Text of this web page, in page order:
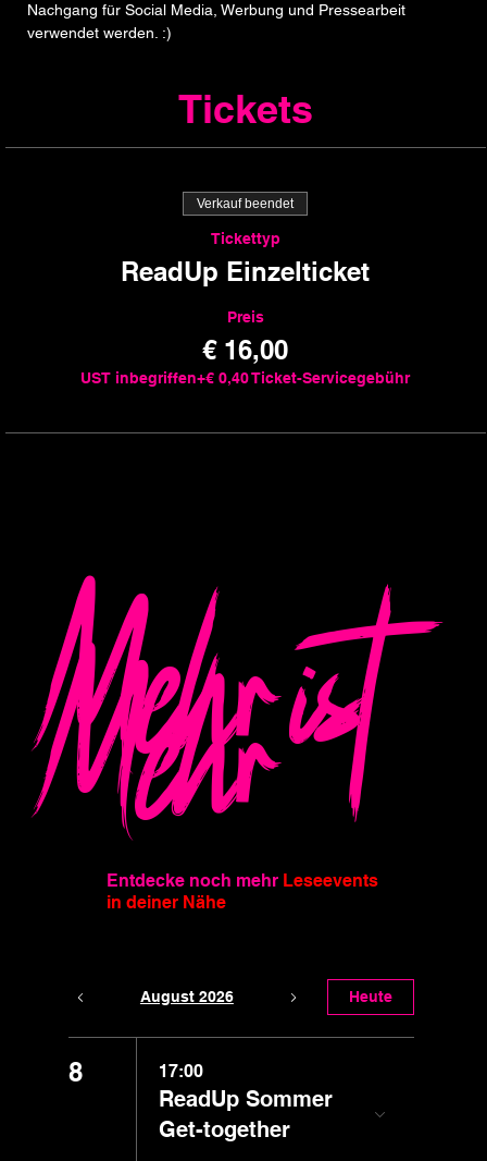
Nachgang für Social Media, Werbung und Pressearbeit
verwendet werden. :)
Tickets
Verkauf beendet
Tickettyp
ReadUp Einzelticket
Preis
€ 16,00
UST inbegriffen+€ 0,40 Ticket-Servicegebühr
Mehr ist
Mehr
Entdecke noch mehr Leseevents
in deiner Nähe
August 2026 Heute
8 17:00
ReadUp Sommer
Get-together